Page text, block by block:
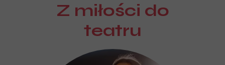
Z miłości do
teatru